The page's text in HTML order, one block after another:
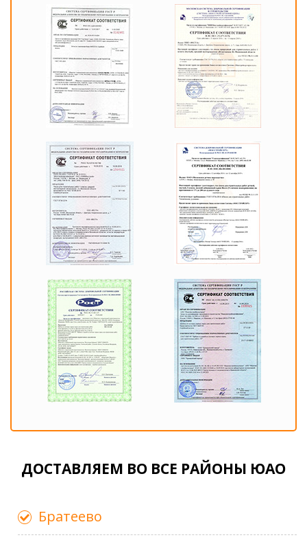
ДОСТАВЛЯЕМ ВО ВСЕ РАЙОНЫ ЮАО
Братеево